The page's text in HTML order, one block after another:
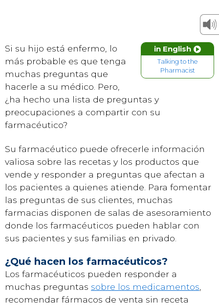
in English
Talking to the
Pharmacist
Si su hijo está enfermo, lo
más probable es que tenga
muchas preguntas que
hacerle a su médico. Pero,
¿ha hecho una lista de preguntas y
preocupaciones a compartir con su
farmacéutico?
Su farmacéutico puede ofrecerle información
valiosa sobre las recetas y los productos que
vende y responder a preguntas que afectan a
los pacientes a quienes atiende. Para fomentar
las preguntas de sus clientes, muchas
farmacias disponen de salas de asesoramiento
donde los farmacéuticos pueden hablar con
sus pacientes y sus familias en privado.
¿Qué hacen los farmacéuticos?
Los farmacéuticos pueden responder a
muchas preguntas sobre los medicamentos
recomendar fármacos de venta sin receta